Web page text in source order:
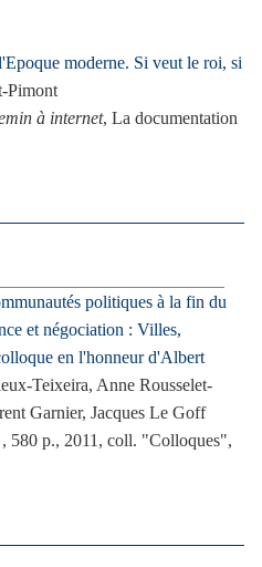
moderne. Si veut le roi, si
Pimont
à internet, La documentation
politiques à la fin du
et négociation : Villes,
en l'honneur d'Albert
Teixeira, Anne Rousselet-
Garnier, Jacques Le Goff
, 580 p., 2011, coll. "Colloques",